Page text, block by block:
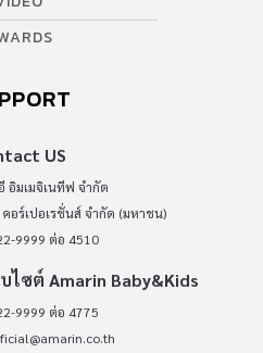
US
อิมเมจิเนทีฟ จำกัด
อร์เปอเรชั่นส์ จำกัด (มหาชน)
9999 ต่อ 4510
ซต์ Amarin Baby&Kids
9999 ต่อ 4775